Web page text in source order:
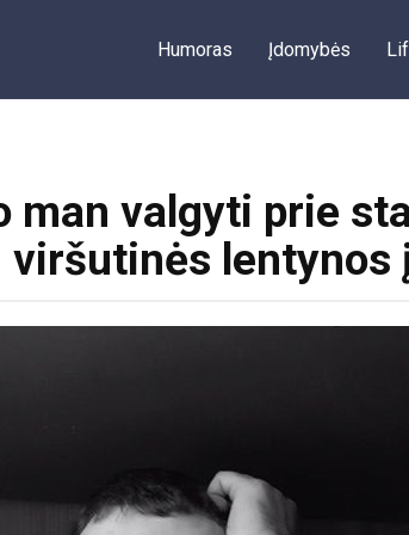
Humoras Įdomybės
man valgyti prie
viršutinės lentynos